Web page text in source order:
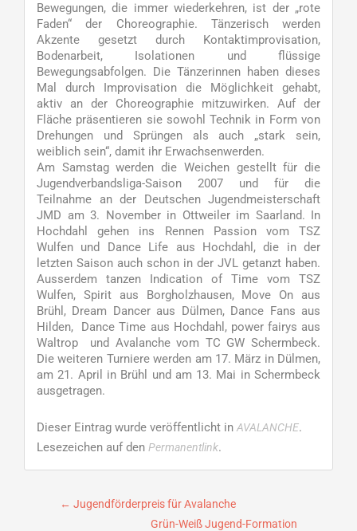
Bewegungen, die immer wiederkehren, ist der „rote
Faden“ der Choreographie. Tänzerisch werden
Akzente gesetzt durch Kontaktimprovisation,
Bodenarbeit, Isolationen und flüssige
Bewegungsabfolgen. Die Tänzerinnen haben dieses
Mal durch Improvisation die Möglichkeit gehabt,
aktiv an der Choreographie mitzuwirken. Auf der
Fläche präsentieren sie sowohl Technik in Form von
Drehungen und Sprüngen als auch „stark sein,
weiblich sein“, damit ihr Erwachsenwerden.
Am Samstag werden die Weichen gestellt für die
Jugendverbandsliga-Saison 2007 und für die
Teilnahme an der Deutschen Jugendmeisterschaft
JMD am 3. November in Ottweiler im Saarland. In
Hochdahl gehen ins Rennen Passion vom TSZ
Wulfen und Dance Life aus Hochdahl, die in der
letzten Saison auch schon in der JVL getanzt haben.
Ausserdem tanzen Indication of Time vom TSZ
Wulfen, Spirit aus Borgholzhausen, Move On aus
Brühl, Dream Dancer aus Dülmen, Dance Fans aus
Hilden, Dance Time aus Hochdahl, power fairys aus
Waltrop und Avalanche vom TC GW Schermbeck.
Die weiteren Turniere werden am 17. März in Dülmen,
am 21. April in Brühl und am 13. Mai in Schermbeck
ausgetragen.
Dieser Eintrag wurde veröffentlicht in AVALANCHE.
Lesezeichen auf den Permanentlink.
Beitragsnavigation
← Jugendförderpreis für Avalanche
Grün-Weiß Jugend-Formation